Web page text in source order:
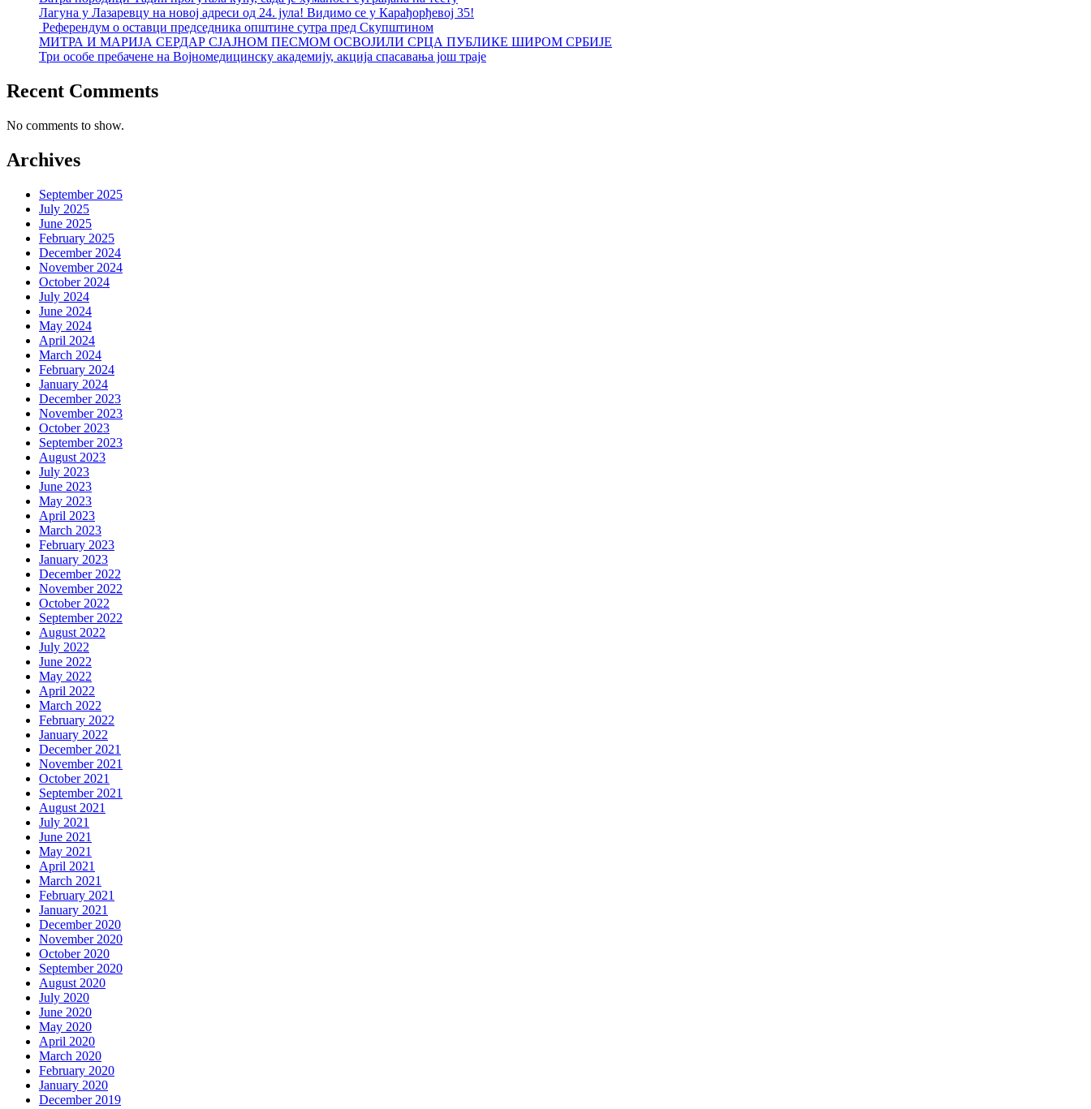
Лагуна у Лазаревцу на новој адреси од 24. јула! Видимо се у Карађорђевој 35!
Референдум о оставци председника општине сутра пред Скупштином
МИТРА И МАРИЈА СЕРДАР СЈАЈНОМ ПЕСМОМ ОСВОЈИЛИ СРЦА ПУБЛИКЕ ШИРОМ СРБИЈЕ
Три особе пребачене на Војномедицинску академију, акција спасавања још траје
Recent Comments
No comments to show.
Archives
September 2025
July 2025
June 2025
February 2025
December 2024
November 2024
October 2024
July 2024
June 2024
May 2024
April 2024
March 2024
February 2024
January 2024
December 2023
November 2023
October 2023
September 2023
August 2023
July 2023
June 2023
May 2023
April 2023
March 2023
February 2023
January 2023
December 2022
November 2022
October 2022
September 2022
August 2022
July 2022
June 2022
May 2022
April 2022
March 2022
February 2022
January 2022
December 2021
November 2021
October 2021
September 2021
August 2021
July 2021
June 2021
May 2021
April 2021
March 2021
February 2021
January 2021
December 2020
November 2020
October 2020
September 2020
August 2020
July 2020
June 2020
May 2020
April 2020
March 2020
February 2020
January 2020
December 2019